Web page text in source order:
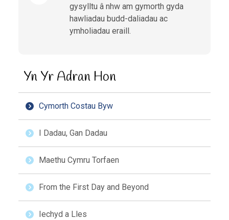
gysylltu â nhw am gymorth gyda
hawliadau budd-daliadau ac
ymholiadau eraill.
Yn Yr Adran Hon
Cymorth Costau Byw
I Dadau, Gan Dadau
Maethu Cymru Torfaen
From the First Day and Beyond
Iechyd a Lles